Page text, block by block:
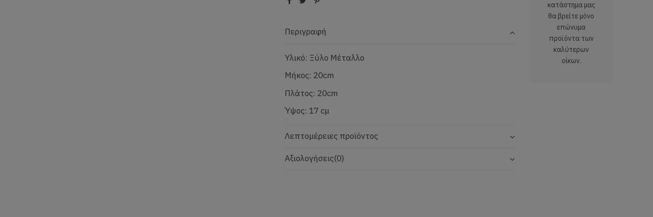
Περιγραφή
Υλικό: Ξύλο Μέταλλο
Μήκος: 20cm
Πλάτος: 20cm
Ύψος: 17 cμ
Λεπτομέρειες προϊόντος
Αξιολογήσεις(0)
κατάστημα μας
θα βρείτε μόνο
επώνυμα
προϊόντα των
καλύτερων
οίκων.